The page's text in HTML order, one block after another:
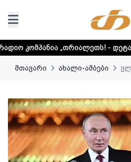
- დეტალური
მთავარი ახალი-ამბები